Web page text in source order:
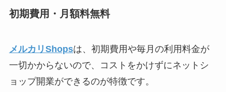
初期費用・月額料無料
メルカリShopsは、初期費用や毎月の利用料金が
一切かからないので、コストをかけずにネットシ
ョップ開業ができるのが特徴です。